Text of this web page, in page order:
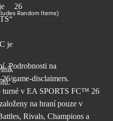
Random Items)
Podrobnosti na
26/game-disclaimers.
turné v EA SPORTS FC™ 26
na hraní pouze v
Rivals, Champions a